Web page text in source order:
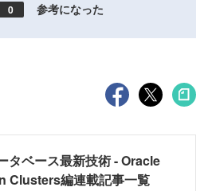
0 参考になった
タベース最新技術 - Oracle
Clusters編連載記事一覧